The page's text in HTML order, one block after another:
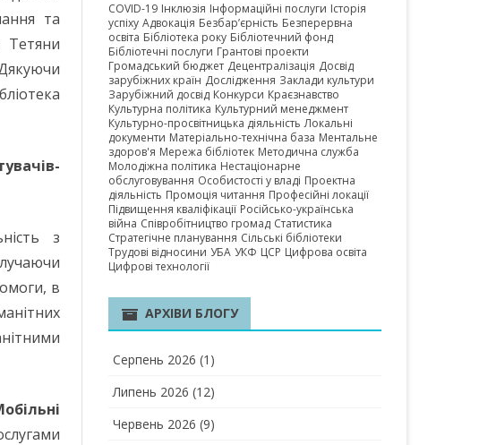
та
Тетяни
з
в
COVID-19 Інклюзія Інформаційні послуги Історія
успіху Адвокація Безбар’єрність Безперервна
освіта Бібліотека року Бібліотечний фонд
Бібліотечні послуги Грантові проекти
Громадський бюджет Децентралізація Досвід
зарубіжних країн Дослідження Заклади культури
Зарубіжний досвід Конкурси Краєзнавство
Культурна політика Культурний менеджмент
Культурно-просвітницька діяльність Локальні
документи Матеріально-технічна база Ментальне
здоров'я Мережа бібліотек Методична служба
Молодіжна політика Нестаціонарне
обслуговування Особистості у владі Проектна
діяльність Промоція читання Професійні локації
Підвищення кваліфікації Російсько-українська
війна Співробітництво громад Статистика
Стратегічне планування Сільські бібліотеки
Трудові відносини УБА УКФ ЦСР Цифрова освіта
Цифрові технології
АРХІВИ БЛОГУ
Серпень 2026 (1)
Липень 2026 (12)
Червень 2026 (9)